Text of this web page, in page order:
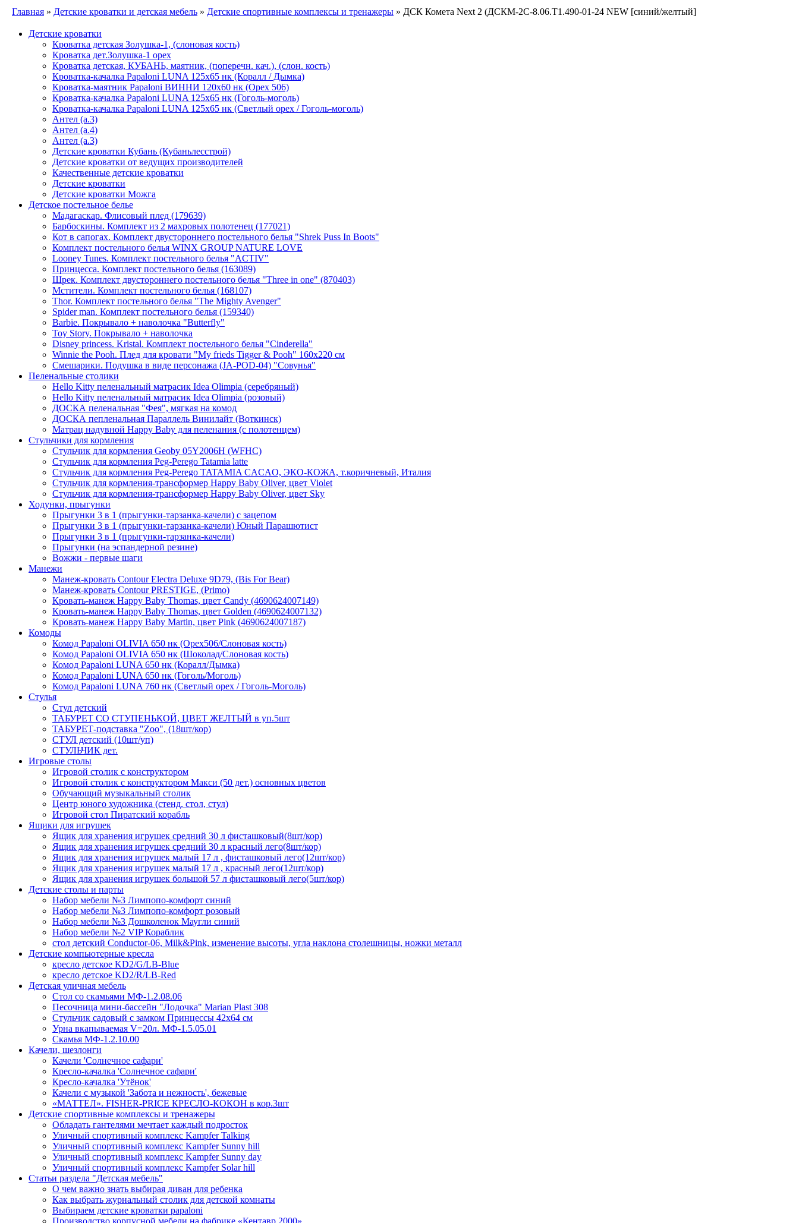
Главная » Детские кроватки и детская мебель » Детские спортивные комплексы и тренажеры » ДСК Комета Next 2 (ДСКМ-2C-8.06.T1.490-01-24 NEW [синий/желтый]
Детские кроватки
Кроватка детская Золушка-1, (слоновая кость)
Кроватка дет.Золушка-1 орех
Кроватка детская, КУБАНЬ, маятник, (поперечн. кач.), (слон. кость)
Кроватка-качалка Papaloni LUNA 125х65 нк (Коралл / Дымка)
Кроватка-маятник Papaloni ВИННИ 120х60 нк (Орех 506)
Кроватка-качалка Papaloni LUNA 125х65 нк (Гоголь-моголь)
Кроватка-качалка Papaloni LUNA 125х65 нк (Светлый орех / Гоголь-моголь)
Антел (а.3)
Антел (а.4)
Антел (а.3)
Детские кроватки Кубань (Кубаньлесстрой)
Детские кроватки от ведущих производителей
Качественные детские кроватки
Детские кроватки
Детские кроватки Можга
Детское постельное белье
Мадагаскар. Флисовый плед (179639)
Барбоскины. Комплект из 2 махровых полотенец (177021)
Кот в сапогах. Комплект двустороннего постельного белья "Shrek Puss In Boots"
Комплект постельного белья WINX GROUP NATURE LOVE
Looney Tunes. Комплект постельного белья "ACTIV"
Принцесса. Комплект постельного белья (163089)
Шрек. Комплект двустороннего постельного белья "Three in one" (870403)
Мстители. Комплект постельного белья (168107)
Thor. Комплект постельного белья "The Mighty Avenger"
Spider man. Комплект постельного белья (159340)
Barbie. Покрывало + наволочка "Butterfly"
Toy Story. Покрывало + наволочка
Disney princess. Kristal. Комплект постельного белья "Cinderella"
Winnie the Pooh. Плед для кровати "My frieds Tigger & Pooh" 160х220 см
Смешарики. Подушка в виде персонажа (JA-POD-04) "Совунья"
Пеленальные столики
Hello Kitty пеленальный матрасик Idea Olimpia (серебряный)
Hello Kitty пеленальный матрасик Idea Olimpia (розовый)
ДОСКА пеленальная "Фея", мягкая на комод
ДОСКА пепленальная Параллель Винилайт (Воткинск)
Матрац надувной Happy Baby для пеленания (с полотенцем)
Стульчики для кормления
Стульчик для кормления Geoby 05Y2006H (WFHC)
Стульчик для кормления Peg-Perego Tatamia latte
Стульчик для кормления Peg-Perego TATAMIA CACAO, ЭКО-КОЖА, т.коричневый, Италия
Cтульчик для кормления-трансформер Happy Baby Oliver, цвет Violet
Cтульчик для кормления-трансформер Happy Baby Oliver, цвет Sky
Ходунки, прыгунки
Прыгунки 3 в 1 (прыгунки-тарзанка-качели) с зацепом
Прыгунки 3 в 1 (прыгунки-тарзанка-качели) Юный Парашютист
Прыгунки 3 в 1 (прыгунки-тарзанка-качели)
Прыгунки (на эспандерной резине)
Вожжи - первые шаги
Манежи
Манеж-кровать Contour Electra Deluxe 9D79, (Bis For Bear)
Манеж-кровать Contour PRESTIGE, (Primo)
Кровать-манеж Happy Baby Thomas, цвет Candy (4690624007149)
Кровать-манеж Happy Baby Thomas, цвет Golden (4690624007132)
Кровать-манеж Happy Baby Martin, цвет Pink (4690624007187)
Комоды
Комод Papaloni OLIVIA 650 нк (Орех506/Слоновая кость)
Комод Papaloni OLIVIA 650 нк (Шоколад/Слоновая кость)
Комод Papaloni LUNA 650 нк (Коралл/Дымка)
Комод Papaloni LUNA 650 нк (Гоголь/Моголь)
Комод Papaloni LUNA 760 нк (Светлый орех / Гоголь-Моголь)
Стулья
Стул детский
ТАБУРЕТ СО СТУПЕНЬКОЙ, ЦВЕТ ЖЕЛТЫЙ в уп.5шт
ТАБУРЕТ-подставка "Zoo", (18шт/кор)
СТУЛ детский (10шт/уп)
СТУЛЬЧИК дет.
Игровые столы
Игровой столик с конструктором
Игровой столик с конструктором Макси (50 дет.) основных цветов
Обучающий музыкальный столик
Центр юного художника (стенд, стол, стул)
Игровой стол Пиратский корабль
Ящики для игрушек
Ящик для хранения игрушек средний 30 л фисташковый(8шт/кор)
Ящик для хранения игрушек средний 30 л красный лего(8шт/кор)
Ящик для хранения игрушек малый 17 л , фисташковый лего(12шт/кор)
Ящик для хранения игрушек малый 17 л , красный лего(12шт/кор)
Ящик для хранения игрушек большой 57 л фисташковый лего(5шт/кор)
Детские столы и парты
Набор мебели №3 Лимпопо-комфорт синий
Набор мебели №3 Лимпопо-комфорт розовый
Набор мебели №3 Дошколенок Маугли синий
Набор мебели №2 VIP Кораблик
стол детский Conductor-06, Milk&Pink, изменение высоты, угла наклона столешницы, ножки металл
Детские компьютерные кресла
кресло детское KD2/G/LB-Blue
кресло детское KD2/R/LB-Red
Детская уличная мебель
Стол со скамьями МФ-1.2.08.06
Песочница мини-бассейн "Лодочка" Marian Plast 308
Стульчик садовый с замком Принцессы 42х64 см
Урна вкапываемая V=20л. МФ-1.5.05.01
Скамья МФ-1.2.10.00
Качели, шезлонги
Качели 'Солнечное сафари'
Кресло-качалка 'Солнечное сафари'
Кресло-качалка 'Утёнок'
Качели с музыкой 'Забота и нежность', бежевые
«МАТТЕЛ». FISHER-PRICE КРЕСЛО-КОКОН в кор.3шт
Детские спортивные комплексы и тренажеры
Обладать гантелями мечтает каждый подросток
Уличный спортивный комплекс Kampfer Talking
Уличный спортивный комплекс Kampfer Sunny hill
Уличный спортивный комплекс Kampfer Sunny day
Уличный спортивный комплекс Kampfer Solar hill
Статьи раздела "Детская мебель"
О чем важно знать выбирая диван для ребенка
Как выбрать журнальный столик для детской комнаты
Выбираем детские кроватки papaloni
Производство корпусной мебели на фабрике «Кентавр 2000»